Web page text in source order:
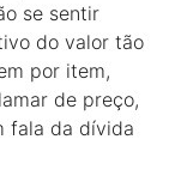
se sentir
do valor tão
por item,
de preço,
fala da dívida